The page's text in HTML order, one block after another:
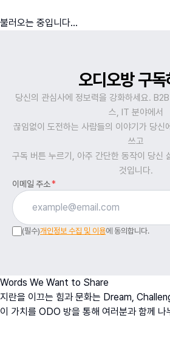
불러오는 중입니다...
오디오방 구독
당신의 관심사에 정보력을 강화하세요.
스, IT 분야에서
끊임없이 도전하는 사람들의 이야기가 당신
쓰고
구독 버튼 누르기, 아주 간단한 동작이 당신
것입니다.
이메일 주소*
(필수)개인정보 수집 및 이용에 동의합니다.
Words We Want to Share
지란을 이끄는 힘과 문화는 Dream,
이 가치를 ODO 방을 통해 여러분과 함께 나